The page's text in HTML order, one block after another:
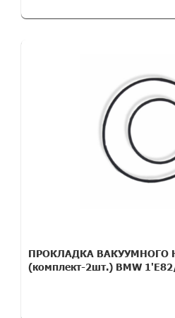
ПРОКЛАДКА ВАКУУМНОГО
(комплект-2шт.) BMW